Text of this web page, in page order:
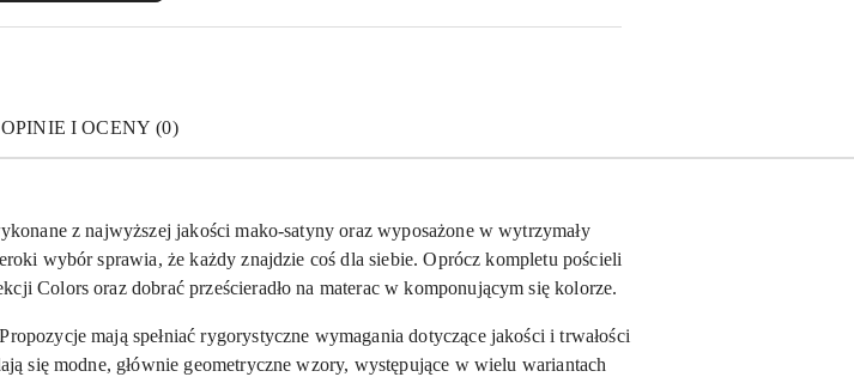
OPINIE I OCENY (0)
z najwyższej jakości mako-satyny oraz wyposażone w wytrzymały
wybór sprawia, że każdy znajdzie coś dla siebie. Oprócz kompletu pościeli
Colors oraz dobrać prześcieradło na materac w komponującym się kolorze.
mają spełniać rygorystyczne wymagania dotyczące jakości i trwałości
się modne, głównie geometryczne wzory, występujące w wielu wariantach